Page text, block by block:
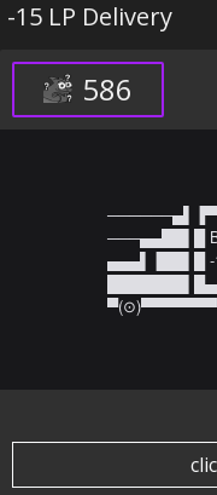
-15 LP Delivery
586
───▄▄██▌█
▄▄▄▌▐██▌█ -